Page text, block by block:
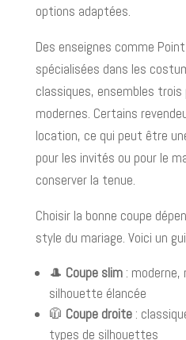
options adaptées.
Des enseignes comme
spécialisées dans les
classiques, ensembles
modernes. Certains
location, ce qui peut être
pour les invités ou pour le
conserver la tenue.
Choisir la bonne coupe
style du mariage. Voici un
🎩 Coupe slim: moderne,
silhouette élancée
🧥 Coupe droite:
types de silhouettes